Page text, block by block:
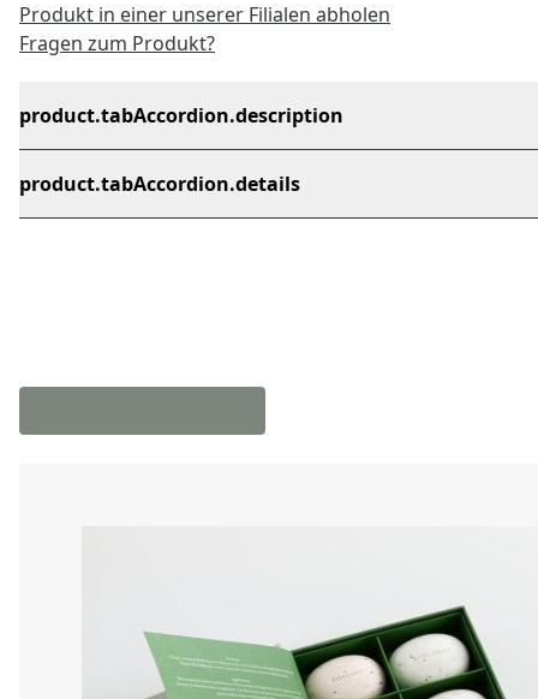
Produkt in einer unserer Filialen abholen
Fragen zum Produkt?
product.tabAccordion.description
product.tabAccordion.details